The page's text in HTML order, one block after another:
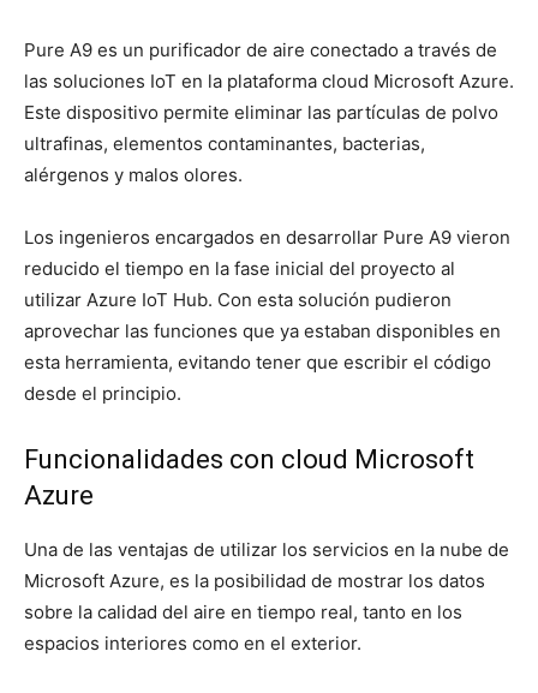
Pure A9 es un purificador de aire conectado a través de
las soluciones IoT en la plataforma cloud Microsoft Azure.
Este dispositivo permite eliminar las partículas de polvo
ultrafinas, elementos contaminantes, bacterias,
alérgenos y malos olores.
Los ingenieros encargados en desarrollar Pure A9 vieron
reducido el tiempo en la fase inicial del proyecto al
utilizar Azure IoT Hub. Con esta solución pudieron
aprovechar las funciones que ya estaban disponibles en
esta herramienta, evitando tener que escribir el código
desde el principio.
Funcionalidades con cloud Microsoft
Azure
Una de las ventajas de utilizar los servicios en la nube de
Microsoft Azure, es la posibilidad de mostrar los datos
sobre la calidad del aire en tiempo real, tanto en los
espacios interiores como en el exterior.